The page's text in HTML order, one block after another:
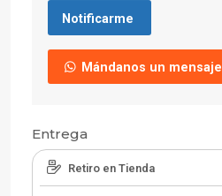
Notificarme
Mándanos un mensaje
Entrega
Retiro en Tienda